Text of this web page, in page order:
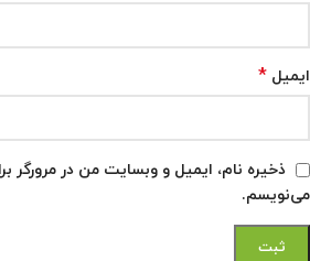
ایمیل *
ذخیره نام، ایمیل و وبسایت من در مرورگر
می‌نویسم.